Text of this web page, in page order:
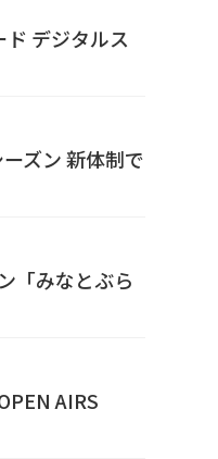
デジタルス
ズン 新体制で
「みなとぶら
AIRS